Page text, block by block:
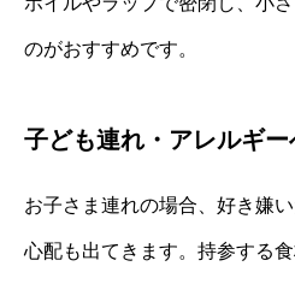
のがおすすめです。
子ども連れ・アレルギ
お子さま連れの場合、好き嫌
心配も出てきます。持参する